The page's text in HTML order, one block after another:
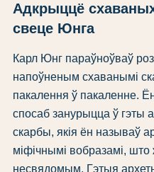
Адкрыццё
свеце Юнга
Карл Юнг параўноўваў
напоўненым схаванымі
пакалення ў пакаленне.
спосаб занурыцца ў гэты
скарбы, якія ён называў
міфічнымі вобразамі,
несвядомым. Гэтыя